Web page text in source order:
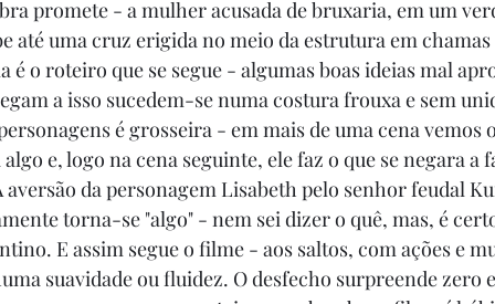
promete - a mulher acusada de bruxaria, em um
até uma cruz erigida no meio da estrutura em
é o roteiro que se segue - algumas boas ideias mal
a isso sucedem-se numa costura frouxa e sem
é grosseira - em mais de uma cena vemos
e, logo na cena seguinte, ele faz o que se negara a
da personagem Lisabeth pelo senhor feudal
torna-se "algo" - nem sei dizer o quê, mas, é
E assim segue o filme - aos saltos, com ações e
suavidade ou fluidez. O desfecho surpreende zero